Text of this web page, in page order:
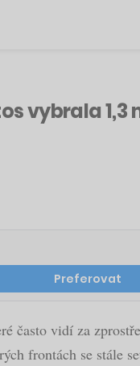
vybrala 1,3
Preferovat
často vidí za
frontách se stále